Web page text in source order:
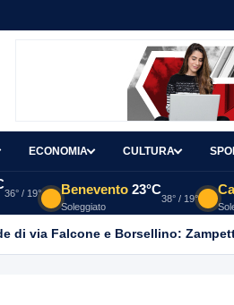
ECONOMIA CULTURA
36° / 19° Benevento 23°C
Soleggiato
38° / 19°
di via Falcone e Borsellino: